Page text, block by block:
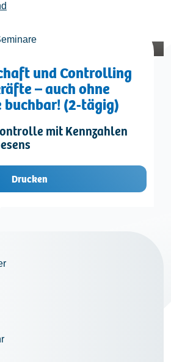
| Seminare
und Controlling
– auch ohne
buchbar! (2-tägig)
mit Kennzahlen
Drucken